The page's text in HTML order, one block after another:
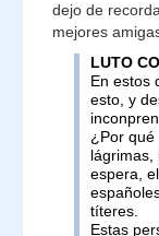
dejo de
mejores
LUTO
En estos
esto, y
¿Por qué
lágrimas,
espera,
títeres.
Estas